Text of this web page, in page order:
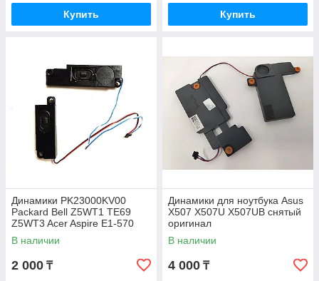
Купить Купить
Динамики PK23000KV00
Packard Bell Z5WT1 TE69
Z5WT3 Acer Aspire E1-570
E1-532 E1-572G снятые
оригинал
В наличии
2 000 ₸
Динамики для ноутбука Asus
X507 X507U X507UB снятый
оригинал
В наличии
4 000 ₸